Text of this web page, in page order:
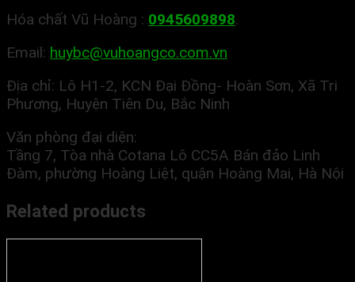
Hóa chất Vũ Hoàng : 0945609898.
Email: huybc@vuhoangco.com.vn
Địa chỉ: Lô H1-2, KCN Đại Đồng- Hoàn Sơn, Xã Tri
Phương, Huyện Tiên Du, Bắc Ninh
Văn phòng đại diện:
Tầng 7, Tòa nhà Cotana Lô CC5A Bán đảo Linh
Đàm, phường Hoàng Liệt, quận Hoàng Mai, Hà Nội
Related products